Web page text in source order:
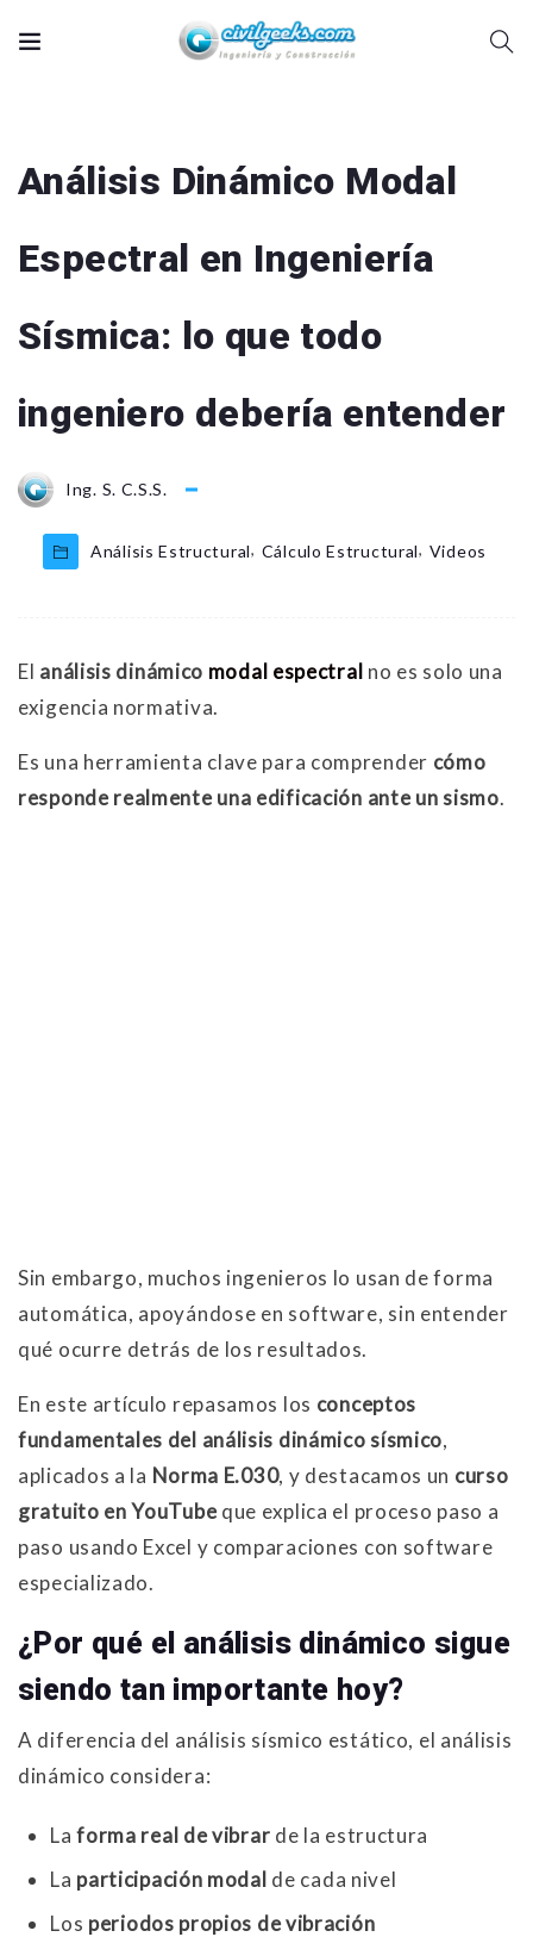
Análisis Dinámico Modal
Espectral en Ingeniería
Sísmica: lo que todo
ingeniero debería entender
Ing. S. C.S.S.
Análisis Estructural, Cálculo Estructural, Videos
El análisis dinámico modal espectral no es solo una
exigencia normativa.
Es una herramienta clave para comprender cómo
responde realmente una edificación ante un sismo.
Sin embargo, muchos ingenieros lo usan de forma
automática, apoyándose en software, sin entender
qué ocurre detrás de los resultados.
En este artículo repasamos los conceptos
fundamentales del análisis dinámico sísmico,
aplicados a la Norma E.030, y destacamos un curso
gratuito en YouTubeque explica el proceso paso a
paso usando Excel y comparaciones con software
especializado.
¿Por qué el análisis dinámico sigue
siendo tan importante hoy?
A diferencia del análisis sísmico estático, el análisis
dinámico considera:
Laforma real de vibrar de la estructura
La participación modal de cada nivel
Los periodos propios de vibración